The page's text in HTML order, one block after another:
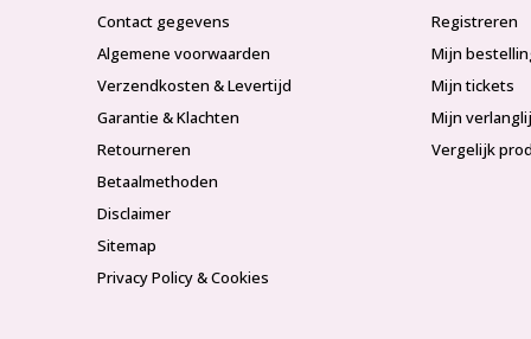
Contact gegevens
Algemene voorwaarden
Verzendkosten & Levertijd
Garantie & Klachten
Retourneren
Betaalmethoden
Disclaimer
Sitemap
Privacy Policy & Cookies
Registreren
Mijn
Mijn tickets
Mijn
Vergelijk